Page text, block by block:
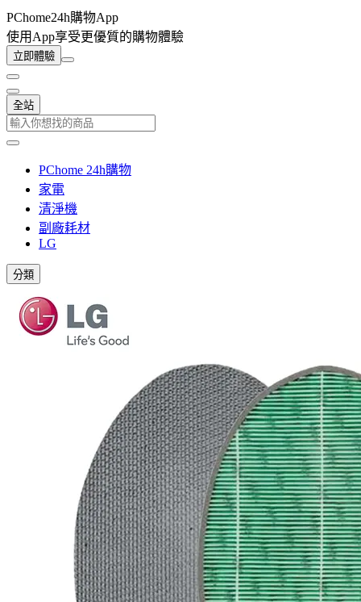
PChome24h購物App
使用App享受更優質的購物體驗
立即體驗
全站
PChome 24h購物
家電
清淨機
副廠耗材
LG
分類